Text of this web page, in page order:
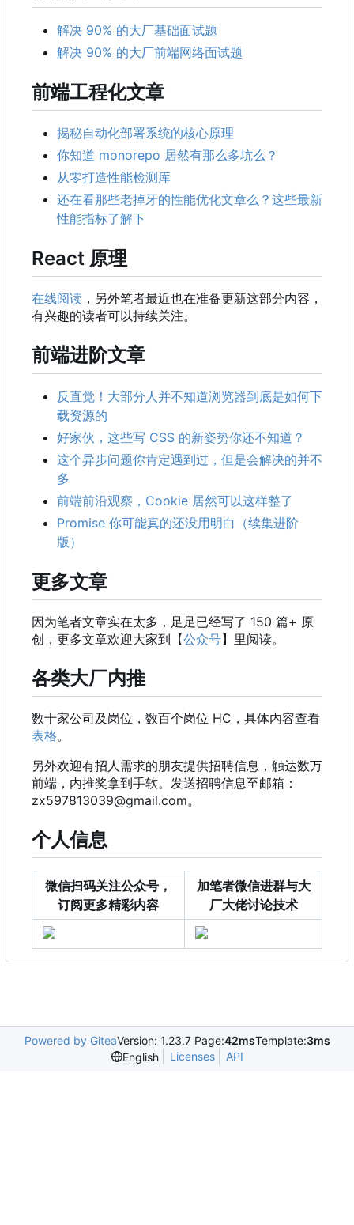
解决 90% 的大厂基础面试题
解决 90% 的大厂前端网络面试题
前端工程化文章
揭秘自动化部署系统的核心原理
你知道 monorepo 居然有那么多坑么？
从零打造性能检测库
还在看那些老掉牙的性能优化文章么？这些最新
性能指标了解下
React 原理
在线阅读 ，另外笔者最近也在准备更新这部分内容，
有兴趣的读者可以持续关注。
前端进阶文章
反直觉！大部分人并不知道浏览器到底是如何下
载资源的
好家伙，这些写 CSS 的新姿势你还不知道？
这个异步问题你肯定遇到过，但是会解决的并不
多
前端前沿观察 ， Cookie 居然可以这样整了
Promise 你可能真的还没用明白（续集进阶
版）
更多文章
因为笔者文章实在太多，足足已经写了 150 篇+ 原
创，更多文章欢迎大家到【公众号】里阅读。
各类大厂内推
数十家公司及岗位，数百个岗位 HC ， 具体内容查看
表格。
另外欢迎有招人需求的朋友提供招聘信息 ， 触达数万
前端 ， 内推奖拿到手软。发送招聘信息至邮箱 ：
zx597813039@gmail.com。
个人信息
微信扫码关注公众号，
订阅更多精彩内容
加笔者微信进群与大
厂大佬讨论技术
Powered by GiteaVersion: 1.23.7 Page:42msTemplate:3ms
English
Licenses API